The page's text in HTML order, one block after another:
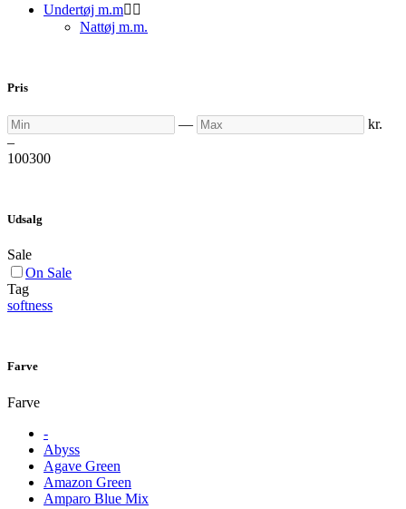
Undertøj m.m 
Nattøj m.m.
Pris
Min — Max
kr.
–
100300
Udsalg
Sale
On Sale
Tag
softness
Farve
Farve
-
Abyss
Agave Green
Amazon Green
Amparo Blue Mix